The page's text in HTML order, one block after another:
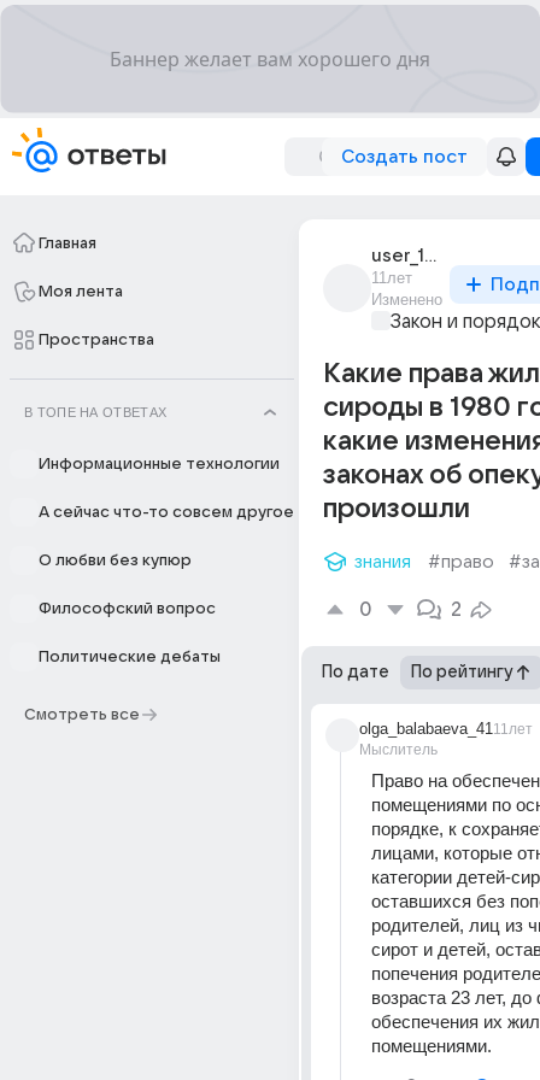
Создать пост
Главная
Моя лента
Пространства
В ТОПЕ НА ОТВЕТАХ
Информационные технологии
А сейчас что-то совсем другое
О любви без купюр
Философский вопрос
Политические дебаты
Смотреть все
user_188068020
11лет
Изменено
Закон и порядок
Какие права
сироды в 1980
какие
законах об
произошли
знания #право
0 2
По дате По рейтингу
olga_balabaeva_41
Мыслитель
11лет
Право на
помещениями по
порядке, к
лицами, которые
категории детей-
оставшихся без
родителей, лиц из
сирот и детей,
попечения
возраста 23 лет, до
обеспечения их
помещениями.